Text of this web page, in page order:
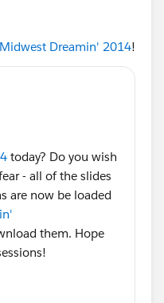
Dreamin' 2014!
today? Do you wish
- all of the slides
are now be loaded
them. Hope